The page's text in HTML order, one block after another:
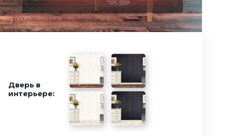
Дверь в
интерьере: